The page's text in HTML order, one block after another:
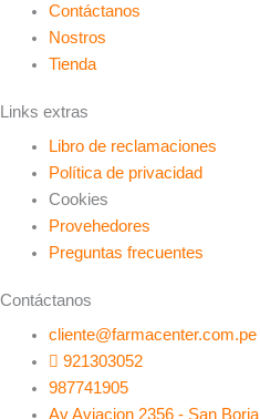
Contáctanos
Nostros
Tienda
Links extras
Libro de reclamaciones
Política de privacidad
Cookies
Provehedores
Preguntas frecuentes
Contáctanos
cliente@farmacenter.com.pe
921303052
987741905
Av Aviacion 2356 - San Borja